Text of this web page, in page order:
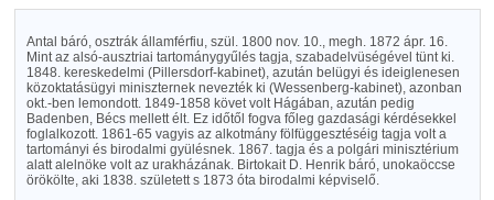
Antal báró, osztrák államférfiu, szül. 1800 nov. 10., megh. 1872 ápr. 16.
Mint az alsó-ausztriai tartománygyűlés tagja, szabadelvüségével tünt ki.
1848. kereskedelmi (Pillersdorf-kabinet), azután belügyi és ideiglenesen
közoktatásügyi miniszternek nevezték ki (Wessenberg-kabinet), azonban
okt.-ben lemondott. 1849-1858 követ volt Hágában, azután pedig
Badenben, Bécs mellett élt. Ez időtől fogva főleg gazdasági kérdésekkel
foglalkozott. 1861-65 vagyis az alkotmány fölfüggesztéséig tagja volt a
tartományi és birodalmi gyülésnek. 1867. tagja és a polgári minisztérium
alatt alelnöke volt az urakházának. Birtokait D. Henrik báró, unokaöccse
örökölte, aki 1838. született s 1873 óta birodalmi képviselő.